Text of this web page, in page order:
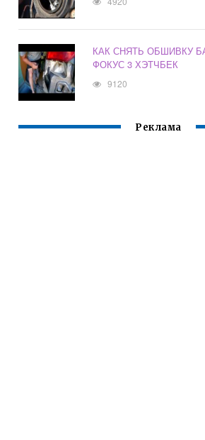
КАК СНЯТЬ ОБШИВКУ
ФОКУС 3 ХЭТЧБЕК
9120
Реклама